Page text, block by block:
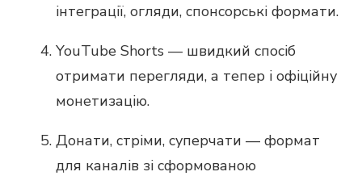
інтеграції, огляди, спонсорські формати.
YouTube Shorts — швидкий спосіб
отримати перегляди, а тепер і офіційну
монетизацію.
Донати, стріми, суперчати — формат
для каналів зі сформованою